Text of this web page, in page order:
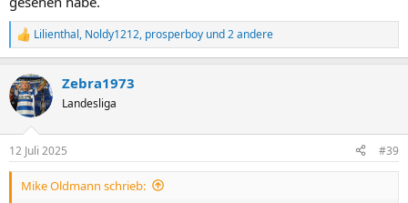
R
e
k
t
i
e
n
Lilienthal, Noldy1212, prosperboy und 2 andere
Zebra1973
Landesliga
12 Juli 2025 #39
Mike Oldmann schrieb: